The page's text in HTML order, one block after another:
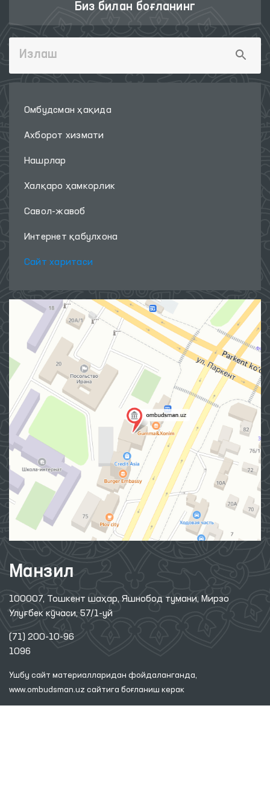
Биз билан боғланинг
Омбудсман ҳақида
Ахборот хизмати
Нашрлар
Халқаро ҳамкорлик
Савол-жавоб
Интернет қабулхона
Сайт харитаси
Манзил
100007, Тошкент шаҳар, Яшнобод тумани, Мирзо
Улуғбек кўчаси, 57/1-уй
(71) 200-10-96
1096
Ушбу сайт материалларидан фойдаланганда,
www.ombudsman.uz сайтига боғланиш керак